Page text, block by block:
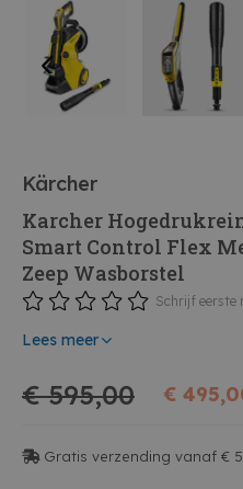
Kärcher
Karcher
Smart Control Flex
Zeep Wasborstel
Schrijf eerste
Lees meer
€ 595,00 €
Gratis verzending vanaf €